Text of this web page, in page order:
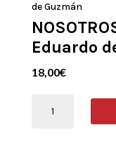
de Guzmán
Eduardo
18,00€